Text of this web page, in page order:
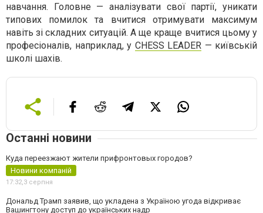
навчання. Головне — аналізувати свої партії, уникати
типових помилок та вчитися отримувати максимум
навіть зі складних ситуацій. А ще краще вчитися цьому у
професіоналів, наприклад, у CHESS LEADER — київській
школі шахів.
Останні новини
Куда переезжают жители прифронтовых городов?
Новини компаній
17:32,3 серпня
Дональд Трамп заявив, що укладена з Україною угода відкриває
Вашингтону доступ до українських надр